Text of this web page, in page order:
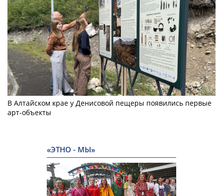
В Алтайском крае у Денисовой пещеры появились первые
арт-объекты
«ЭТНО - МЫ»